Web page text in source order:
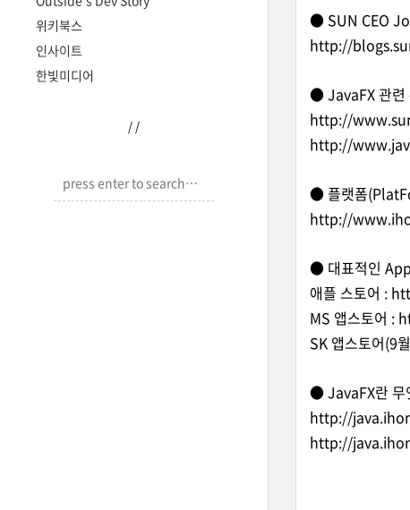
위키북스
인사이트
한빛미디어
/ /
● SUN CEO
http://
● JavaFX 관련
http://
http://
● 플랫폼
http://
● 대표적인
애플 스토어 :
MS 앱스토어 :
SK 앱스토어(9
● JavaFX란 무
http://
http://